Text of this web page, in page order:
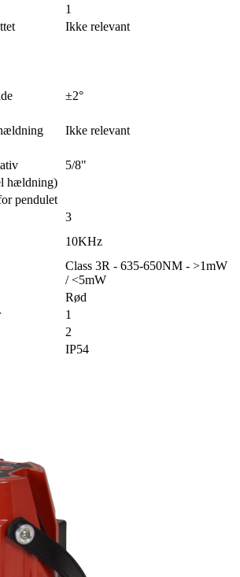
1
Ikke relevant
±2°
Ikke relevant
5/8"
hældning)
pendulet
3
10KHz
Class 3R - 635-650NM - >1mW
/ <5mW
Rød
1
2
IP54